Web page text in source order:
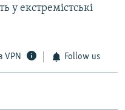
у екстремістські
VPN Follow us